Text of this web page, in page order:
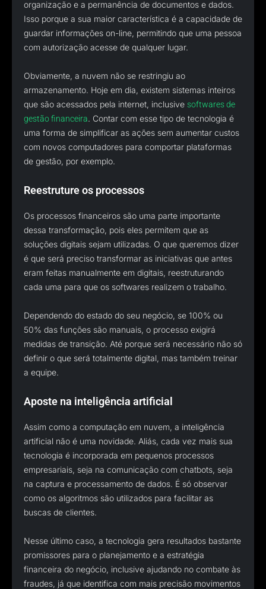
organização e a permanência de documentos e dados.
Isso porque a sua maior característica é a capacidade de
guardar informações on-line, permitindo que uma pessoa
com autorização acesse de qualquer lugar.
Obviamente, a nuvem não se restringiu ao
armazenamento. Hoje em dia, existem sistemas inteiros
que são acessados pela internet, inclusive softwares de
gestão financeira. Contar com esse tipo de tecnologia é
uma forma de simplificar as ações sem aumentar custos
com novos computadores para comportar plataformas
de gestão, por exemplo.
Reestruture os processos
Os processos financeiros são uma parte importante
dessa transformação, pois eles permitem que as
soluções digitais sejam utilizadas. O que queremos dizer
é que será preciso transformar as iniciativas que antes
eram feitas manualmente em digitais, reestruturando
cada uma para que os softwares realizem o trabalho.
Dependendo do estado do seu negócio, se 100% ou
50% das funções são manuais, o processo exigirá
medidas de transição. Até porque será necessário não só
definir o que será totalmente digital, mas também treinar
a equipe.
Aposte na inteligência artificial
Assim como a computação em nuvem, a inteligência
artificial não é uma novidade. Aliás, cada vez mais sua
tecnologia é incorporada em pequenos processos
empresariais, seja na comunicação com chatbots, seja
na captura e processamento de dados. É só observar
como os algoritmos são utilizados para facilitar as
buscas de clientes.
Nesse último caso, a tecnologia gera resultados bastante
promissores para o planejamento e a estratégia
financeira do negócio, inclusive ajudando no combate às
fraudes, já que identifica com mais precisão movimentos